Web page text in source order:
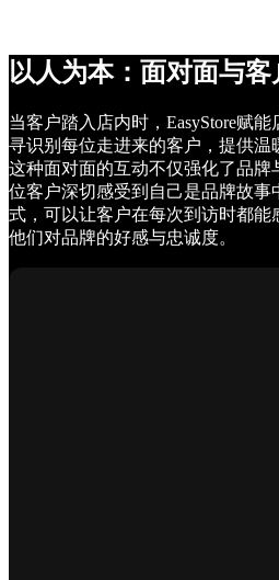
以人为本：面对面与
当客户踏入店内时，EasyStore赋
寻识别每位走进来的客户，提供温
这种面对面的互动不仅强化了品
位客户深切感受到自己是品牌故
式，可以让客户在每次到访时都能
他们对品牌的好感与忠诚度。